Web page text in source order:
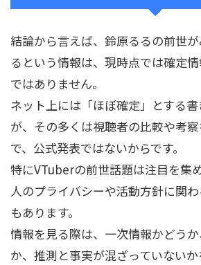
結論から言えば、鈴原るるの前世
るという情報は、現時点では確定
ではありません。
ネット上には「ほぼ確定」とする
が、その多くは視聴者の比較や考
で、公式発表ではないからです。
特にVTuberの前世話題は注目を集
人のプライバシーや活動方針に関
もあります。
情報を見る際は、一次情報かどう
か、推測と事実が混ざっていない